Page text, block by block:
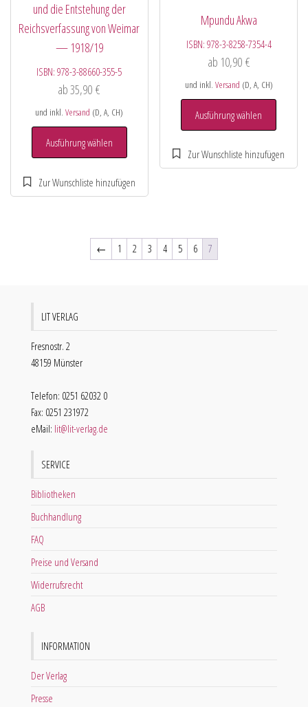
und die Entstehung der
Reichsverfassung von Weimar
— 1918/19
ISBN:978-3-88660-355-5
ab35,90€
und inkl.Versand (D, A, CH)
Ausführung wählen
Mpundu Akwa
ISBN: 978-3-8258-7354-4
ab 10,90 €
und inkl. Versand (D, A, CH)
Ausführung wählen
← 1 2 3 4 5 6 7
LIT VERLAG
Fresnostr. 2
48159 Münster
Telefon: 0251 62032 0
Fax: 0251 231972
eMail: lit@lit-verlag.de
SERVICE
Bibliotheken
Buchhandlung
FAQ
Preise und Versand
Widerrufsrecht
AGB
INFORMATION
Der Verlag
Presse